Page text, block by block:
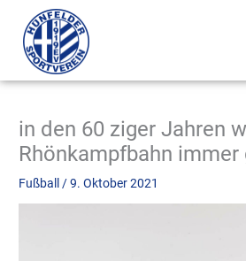
Inhalt
springen
in den 60 ziger Jahren
Rhönkampfbahn
Fußball /9. Oktober 2021